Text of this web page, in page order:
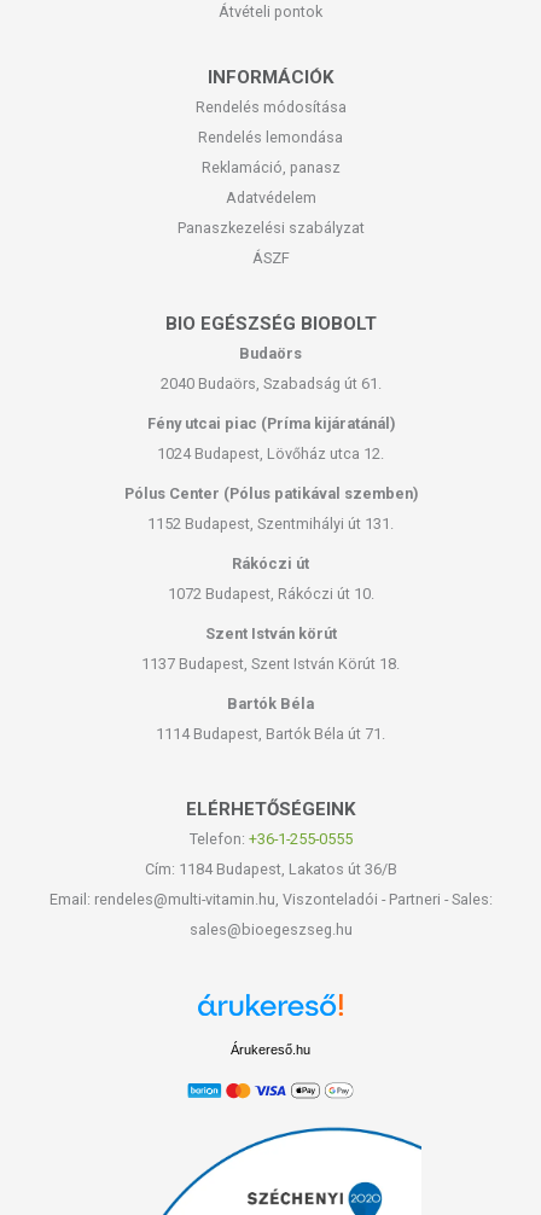
Átvételi pontok
INFORMÁCIÓK
Rendelés módosítása
Rendelés lemondása
Reklamáció, panasz
Adatvédelem
Panaszkezelési szabályzat
ÁSZF
BIO EGÉSZSÉG BIOBOLT
Budaörs
2040 Budaörs, Szabadság út 61.
Fény utcai piac (Príma kijáratánál)
1024 Budapest, Lövőház utca 12.
Pólus Center (Pólus patikával szemben)
1152 Budapest, Szentmihályi út 131.
Rákóczi út
1072 Budapest, Rákóczi út 10.
Szent István körút
1137 Budapest, Szent István Körút 18.
Bartók Béla
1114 Budapest, Bartók Béla út 71.
ELÉRHETŐSÉGEINK
Telefon: +36-1-255-0555
Cím: 1184 Budapest, Lakatos út 36/B
Email: rendeles@multi-vitamin.hu, Viszonteladói - Partneri - Sales:
sales@bioegeszseg.hu
Árukereső.hu